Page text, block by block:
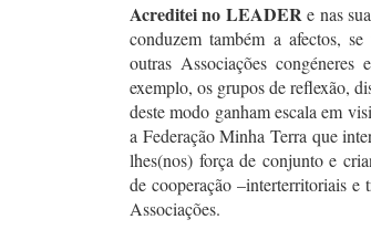
Acreditei no LEADER e nas
conduzem também a afectos,
outras Associações
exemplo, os grupos de reflexão,
deste modo ganham escala em
a Federação Minha Terra que
lhes(nos) força de conjunto e
de cooperação –interterritoriais e
Associações.